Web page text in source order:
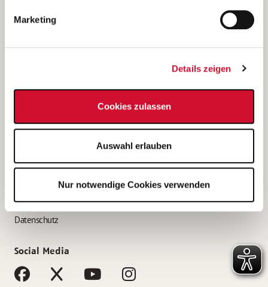
Marketing
Details zeigen
Cookies zulassen
Auswahl erlauben
Nur notwendige Cookies verwenden
Bewerbung als Altenpflegehelfer*in
Bewerbung als Erzieher*in
AWO Gliederungen nach Bundesland
Impressum
Datenschutz
Social Media